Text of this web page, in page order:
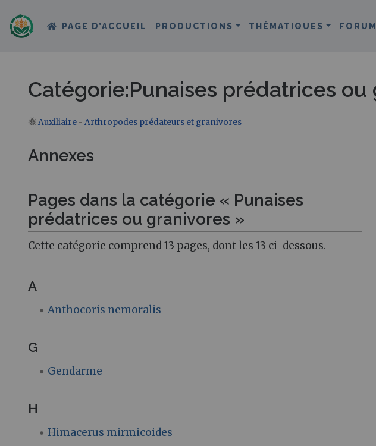
PAGE D’ACCUEIL PRODUCTIONS THÉMATIQUES FORUM
Catégorie:Punaises prédatrices ou
Aller à :navigation,rechercher
Auxiliaire - Arthropodes prédateurs et granivores
Annexes
Pages dans la catégorie « Punaises
prédatrices ou granivores »
Cette catégorie comprend 13 pages, dont les 13 ci-dessous.
A
Anthocoris nemoralis
G
Gendarme
H
Himacerus mirmicoides